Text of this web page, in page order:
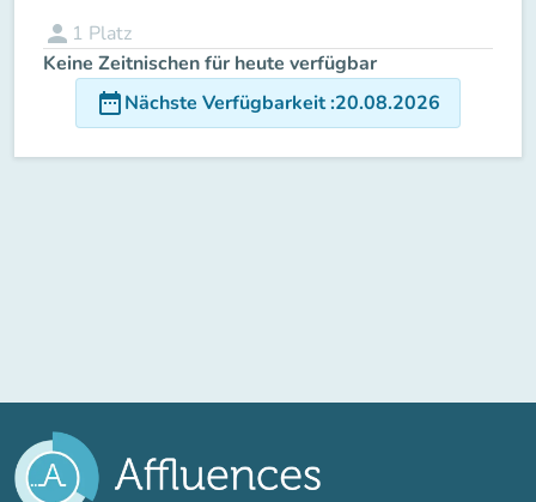
person 1 Platz
Keine Zeitnischen für heute verfügbar
date_rangeNächste Verfügbarkeit:20.08.2026